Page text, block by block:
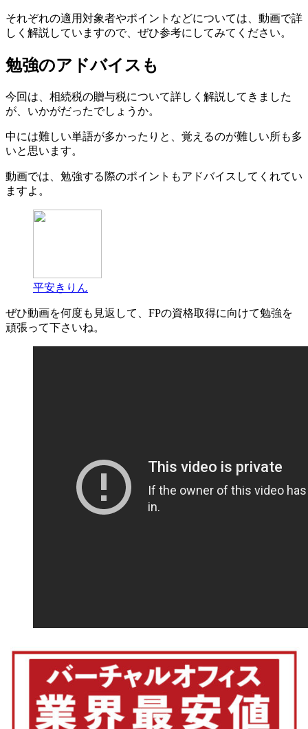
それぞれの適用対象者やポイントなどについては、動画で詳
しく解説していますので、ぜひ参考にしてみてください。
勉強のアドバイスも
今回は、相続税の贈与税について詳しく解説してきました
が、いかがだったでしょうか。
中には難しい単語が多かったりと、覚えるのが難しい所も多
いと思います。
動画では、勉強する際のポイントもアドバイスしてくれてい
ますよ。
平安きりん
ぜひ動画を何度も見返して、FPの資格取得に向けて勉強を
頑張って下さいね。